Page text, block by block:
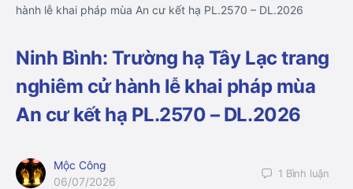
hành lễ khai pháp mùa An cư kết hạ PL.2570 – DL.2026
Ninh Bình: Trường hạ Tây Lạc trang
nghiêm cử hành lễ khai pháp mùa
An cư kết hạ PL.2570 – DL.2026
Mộc Công
06/07/2026
1 Bình luận